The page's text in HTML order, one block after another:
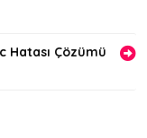
Hatası Çözümü